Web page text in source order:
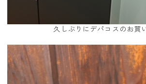
久しぶりにデパコスのお買